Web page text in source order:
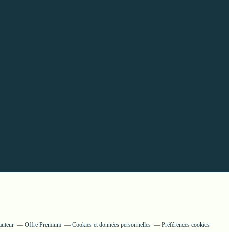
Offre Premium Cookies et données personnelles Préférences cookies